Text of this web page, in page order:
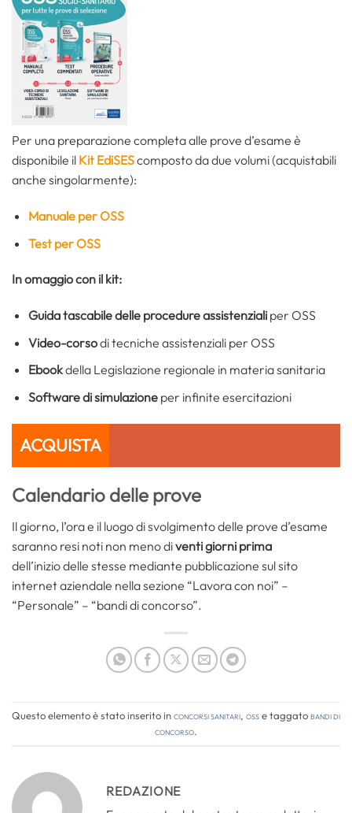
Per una preparazione completa alle prove d’esame è
disponibile il Kit EdiSEScomposto da due volumi (acquistabili
anche singolarmente):
Manuale per OSS
Test per OSS
In omaggio con il kit:
Guida tascabile delle procedure assistenziali per OSS
Video-corsodi tecniche assistenziali per OSS
Ebookdella Legislazione regionale in materia sanitaria
Software di simulazioneper infinite esercitazioni
ACQUISTA
Calendario delle prove
Il giorno, l’ora e il luogo di svolgimento delle prove d’esame
saranno resi noti non meno diventi giorni prima
dell’inizio delle stesse mediante pubblicazione sul sito
internet aziendale nella sezione “Lavora con noi” –
“Personale” – “bandi di concorso”.
Questo elemento è stato inserito inConcorsi Sanitari, OSSe taggatobandi di
concorso.
REDAZIONE